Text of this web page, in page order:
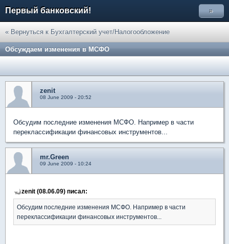
Первый банковский! »
« Вернуться к Бухгалтерский учет/Налогообложение
Обсуждаем изменения в МСФО
zenit
08 June 2009 - 20:52
Обсудим последние изменения МСФО. Например в части
переклассификации финансовых инструментов...
mr.Green
09 June 2009 - 10:24
zenit (08.06.09) писал:
Обсудим последние изменения МСФО. Например в части
переклассификации финансовых инструментов...